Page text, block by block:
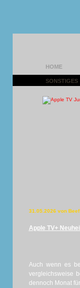
HOME
SONSTIGES
31.05.2026 von
Apple TV+
Auch wenn es
vergleichsweise
dennoch Monat